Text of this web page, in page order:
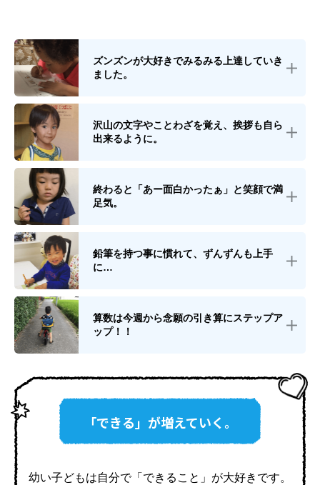
ズンズンが大好きでみるみる上達していき
ました。
沢山の文字やことわざを覚え、挨拶も自ら
出来るように。
終わると「あー面白かったぁ」と笑顔で満
足気。
鉛筆を持つ事に慣れて、ずんずんも上手
に…
算数は今週から念願の引き算にステップア
ップ！！
「できる」が増えていく。
幼い子どもは自分で「できること」が大好きです。